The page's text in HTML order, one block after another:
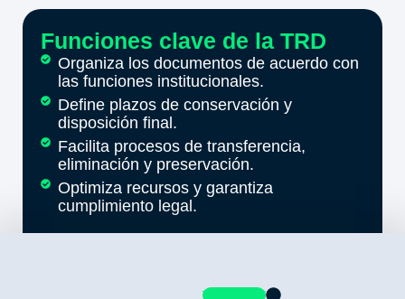
Funciones clave de la TRD
Organiza los documentos de acuerdo con
las funciones institucionales.
Define plazos de conservación y
disposición final.
Facilita procesos de transferencia,
eliminación y preservación.
Optimiza recursos y garantiza
cumplimiento legal.